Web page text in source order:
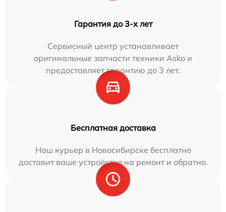
Гарантия до 3-х лет
Сервисный центр устанавливает
оригинальные запчасти техники Asko и
предоставляет гарантию до 3 лет.
Бесплатная доставка
Наш курьер в Новосибирске бесплатно
доставит ваше устройство на ремонт и обратно.